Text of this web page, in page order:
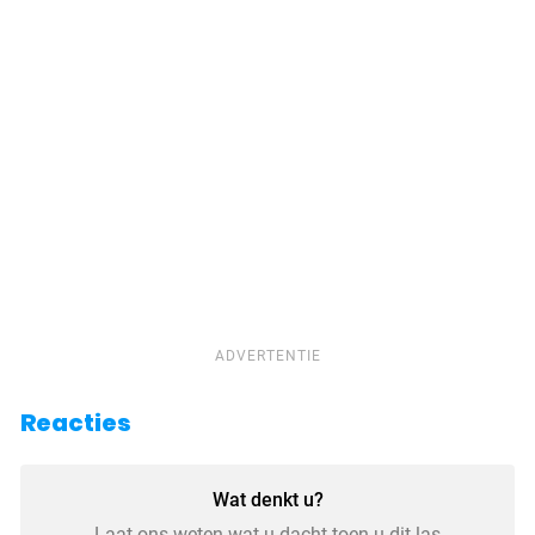
ADVERTENTIE
Reacties
Wat denkt u?